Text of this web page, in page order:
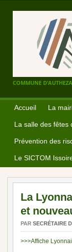
COMMUNE
Accueil La
La salle des fêtes
Prévention des
Le SICTOM
La
et
PAR SECRÉTAIRE
>>>Affiche